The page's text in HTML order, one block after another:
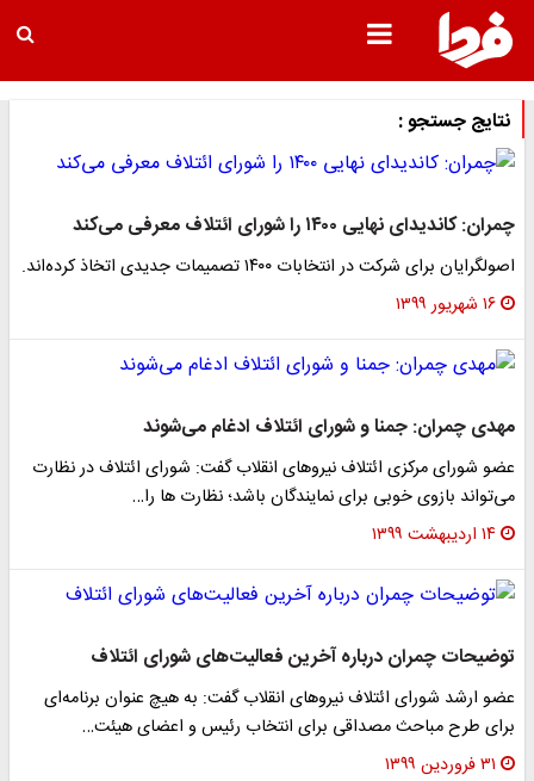
نتایج جستجو :
چمران: کاندیدای نهایی ۱۴۰۰ را شورای ائتلاف معرفی می‌کند
اصولگرایان برای شرکت در انتخابات ۱۴۰۰ تصمیمات جدیدی اتخاذ کرده‌اند.
۱۶ شهریور ۱۳۹۹
مهدی چمران: جمنا و شورای ائتلاف ادغام می‌شوند
عضو شورای مرکزی ائتلاف نیروهای انقلاب گفت: شورای ائتلاف در نظارت
می‌تواند بازوی خوبی برای نمایندگان باشد؛ نظارت ها را…
۱۴ اردیبهشت ۱۳۹۹
توضیحات چمران درباره آخرین فعالیت‌های شورای ائتلاف
عضو ارشد شورای ائتلاف نیرو‌های انقلاب گفت: به هیچ عنوان برنامه‌ای
برای طرح مباحث مصداقی برای انتخاب رئیس و اعضای هیئت…
۳۱ فروردین ۱۳۹۹